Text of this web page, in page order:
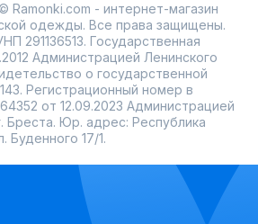
Ramonki.com - интернет-магазин
одежды. Все права защищены.
291136513. Государственная
Администрацией Ленинского
о государственной
Регистрационный номер в
от 12.09.2023 Администрацией
Бреста. Юр. адрес: Республика
Буденного 17/1.